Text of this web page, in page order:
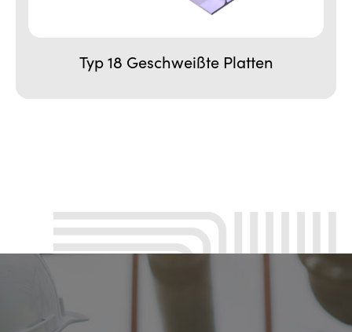
Typ 18 Geschweißte Platten